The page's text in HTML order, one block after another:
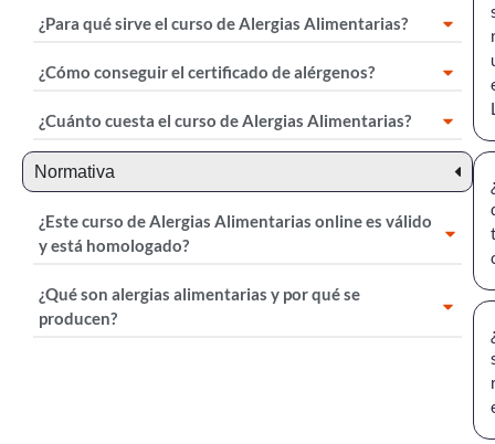
¿Para qué sirve el curso de Alergias Alimentarias?
¿Cómo conseguir el certificado de alérgenos?
¿Cuánto cuesta el curso de Alergias Alimentarias?
Normativa
¿Este curso de Alergias Alimentarias online es válido
y está homologado?
¿Qué son alergias alimentarias y por qué se
producen?